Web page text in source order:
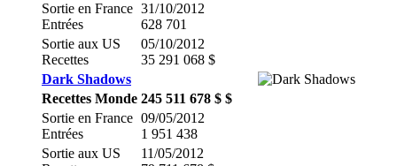
Sortie en France
Entrées
31/10/2012
628 701
Sortie aux US
Recettes
05/10/2012
35 291 068 $
Dark Shadows
Recettes Monde 245 511 678 $ $
Sortie en France
Entrées
09/05/2012
1 951 438
Sortie aux US
11/05/2012